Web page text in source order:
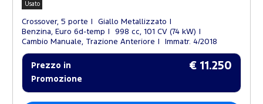
Usato
Crossover, 5 porte
Giallo Metallizzato
Benzina, Euro 6d-temp
998 cc, 101 CV (74 kW)
Cambio Manuale, Trazione Anteriore
Immatr. 4/2018
Prezzo in
Promozione
€ 11.250